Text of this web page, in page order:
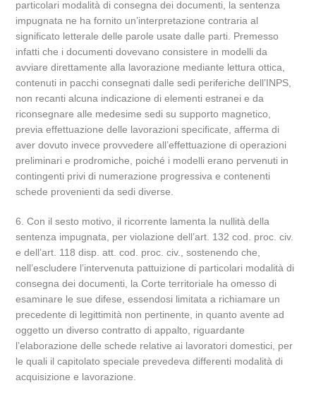
particolari modalità di consegna dei documenti, la sentenza
impugnata ne ha fornito un’interpretazione contraria al
significato letterale delle parole usate dalle parti. Premesso
infatti che i documenti dovevano consistere in modelli da
avviare direttamente alla lavorazione mediante lettura ottica,
contenuti in pacchi consegnati dalle sedi periferiche dell’INPS,
non recanti alcuna indicazione di elementi estranei e da
riconsegnare alle medesime sedi su supporto magnetico,
previa effettuazione delle lavorazioni specificate, afferma di
aver dovuto invece provvedere all’effettuazione di operazioni
preliminari e prodromiche, poiché i modelli erano pervenuti in
contingenti privi di numerazione progressiva e contenenti
schede provenienti da sedi diverse.
6. Con il sesto motivo, il ricorrente lamenta la nullità della
sentenza impugnata, per violazione dell’art. 132 cod. proc. civ.
e dell’art. 118 disp. att. cod. proc. civ., sostenendo che,
nell’escludere l’intervenuta pattuizione di particolari modalità di
consegna dei documenti, la Corte territoriale ha omesso di
esaminare le sue difese, essendosi limitata a richiamare un
precedente di legittimità non pertinente, in quanto avente ad
oggetto un diverso contratto di appalto, riguardante
l’elaborazione delle schede relative ai lavoratori domestici, per
le quali il capitolato speciale prevedeva differenti modalità di
acquisizione e lavorazione.